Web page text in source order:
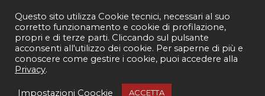
Tel.3400596959 – 3404632889
email.info@viborada.it
Copyright 2021 Studio bibliografico Viborada
Questo sito utilizza Cookie tecnici, necessari al suo
corretto funzionamento e cookie di profilazione,
propri e di terze parti. Cliccando sul pulsante
acconsenti all'utilizzo dei cookie. Per saperne di più e
conoscere come gestire i cookie, puoi accedere alla
Privacy.
Impostazioni Coockie ACCETTA